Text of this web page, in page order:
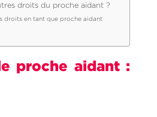
droits du proche aidant ?
droits en tant que proche aidant
proche aidant :